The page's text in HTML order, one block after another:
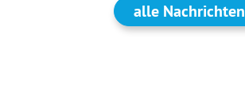
alle Nachrichten